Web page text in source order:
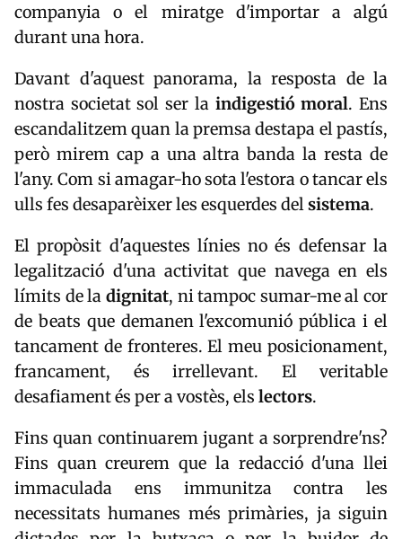
companyia o el miratge d'importar a algú
durant una hora.
Davant d'aquest panorama, la resposta de la
nostra societat sol ser la indigestió moral. Ens
escandalitzem quan la premsa destapa el pastís,
però mirem cap a una altra banda la resta de
l'any. Com si amagar-ho sota l'estora o tancar els
ulls fes desaparèixer les esquerdes delsistema.
El propòsit d'aquestes línies no és defensar la
legalització d'una activitat que navega en els
límits de la dignitat, ni tampoc sumar-me al cor
de beats que demanen l'excomunió pública i el
tancament de fronteres. El meu posicionament,
francament, és irrellevant. El veritable
desafiament és per a vostès, els lectors.
Fins quan continuarem jugant a sorprendre'ns?
Fins quan creurem que la redacció d'una llei
immaculada ens immunitza contra les
necessitats humanes més primàries, ja siguin